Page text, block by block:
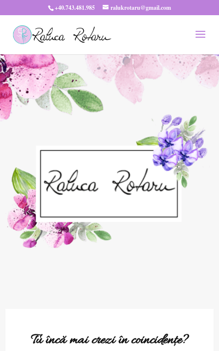
+40.743.481.985 ralukrotaru@gmail.com
Tu încă mai crezi în coincidențe?